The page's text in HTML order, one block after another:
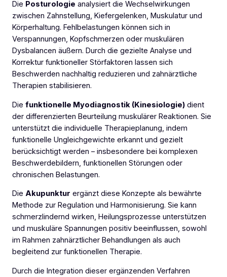
Die Posturologie analysiert die Wechselwirkungen
zwischen Zahnstellung, Kiefergelenken, Muskulatur und
Körperhaltung. Fehlbelastungen können sich in
Verspannungen, Kopfschmerzen oder muskulären
Dysbalancen äußern. Durch die gezielte Analyse und
Korrektur funktioneller Störfaktoren lassen sich
Beschwerden nachhaltig reduzieren und zahnärztliche
Therapien stabilisieren.
Die funktionelle Myodiagnostik (Kinesiologie) dient
der differenzierten Beurteilung muskulärer Reaktionen. Sie
unterstützt die individuelle Therapieplanung, indem
funktionelle Ungleichgewichte erkannt und gezielt
berücksichtigt werden – insbesondere bei komplexen
Beschwerdebildern, funktionellen Störungen oder
chronischen Belastungen.
Die Akupunktur ergänzt diese Konzepte als bewährte
Methode zur Regulation und Harmonisierung. Sie kann
schmerzlindernd wirken, Heilungsprozesse unterstützen
und muskuläre Spannungen positiv beeinflussen, sowohl
im Rahmen zahnärztlicher Behandlungen als auch
begleitend zur funktionellen Therapie.
Durch die Integration dieser ergänzenden Verfahren